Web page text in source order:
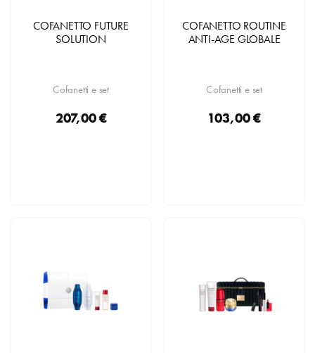
COFANETTO FUTURE
SOLUTION
Cofanetti e set
207,00 €
COFANETTO ROUTINE
ANTI-AGE GLOBALE
Cofanetti e set
103,00 €